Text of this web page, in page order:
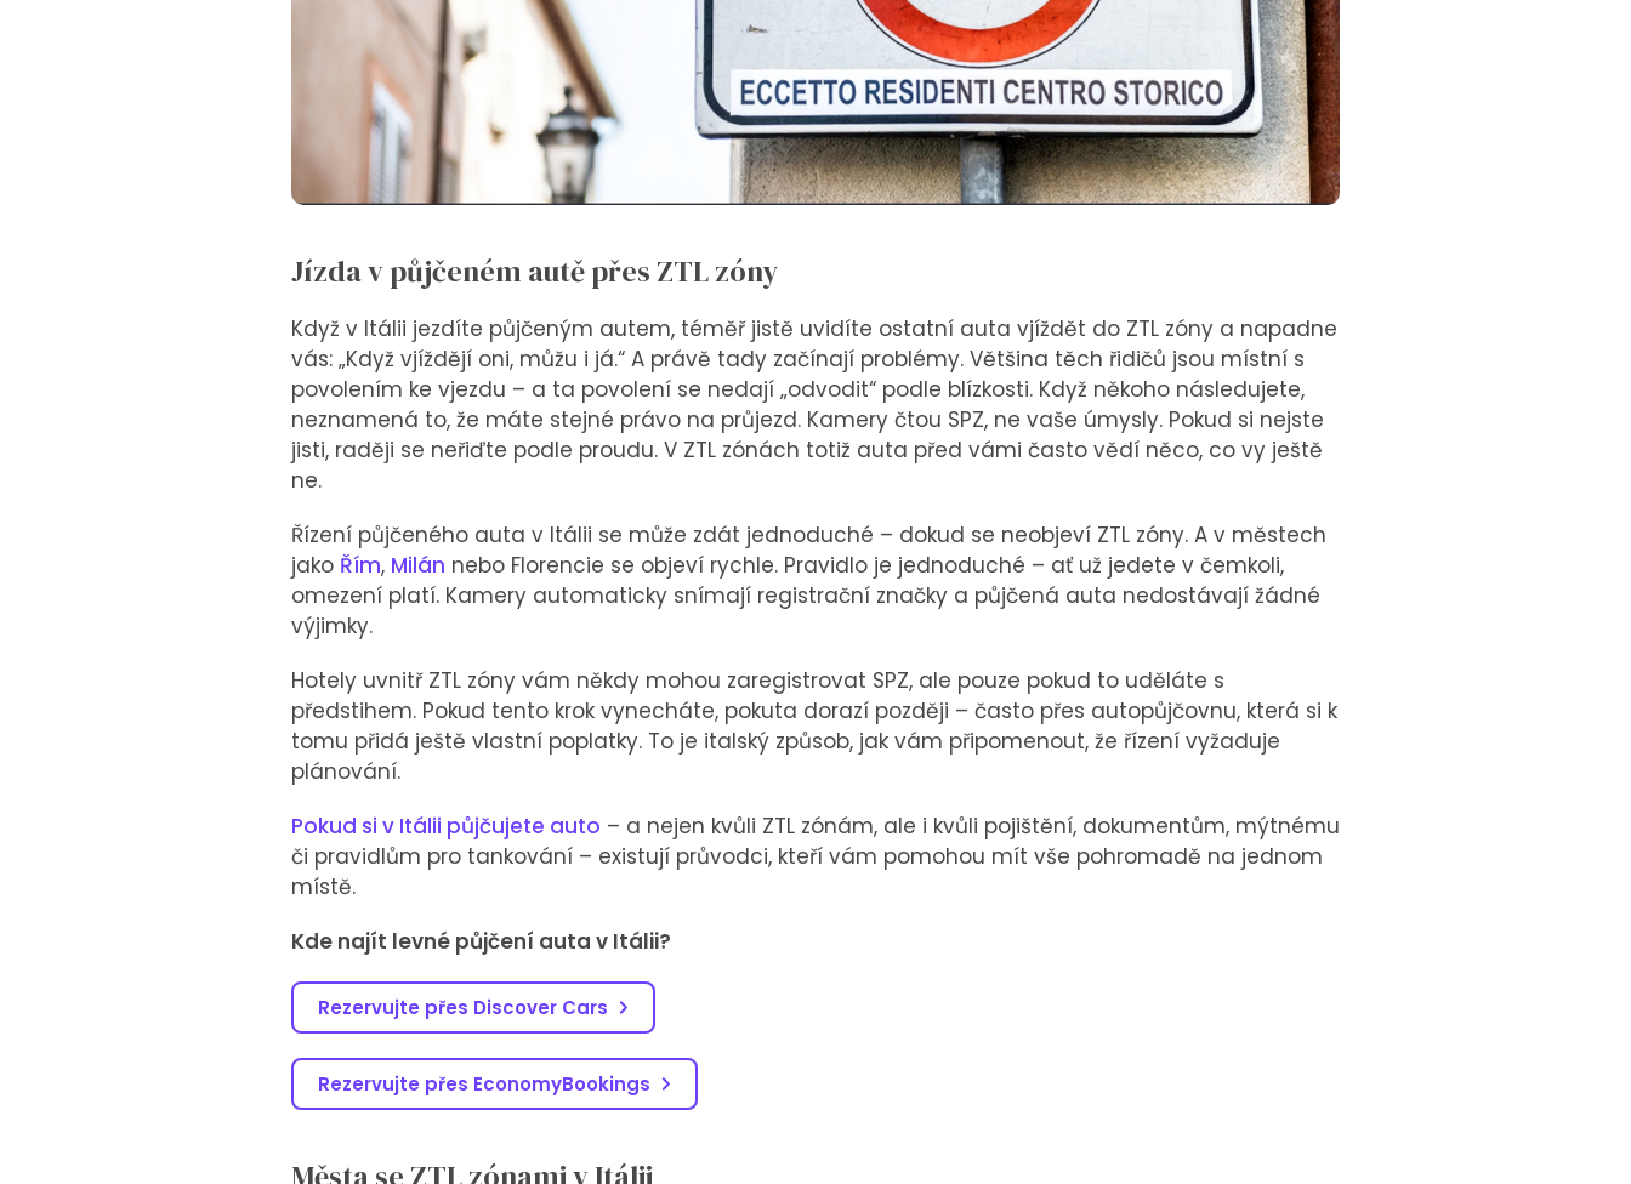
Jízda v půjčeném autě přes ZTL zóny
Když v Itálii jezdíte půjčeným autem, téměř jistě uvidíte ostatní auta vjíždět do ZTL zóny a napadne
vás: „Když vjíždějí oni, můžu i já.“ A právě tady začínají problémy. Většina těch řidičů jsou místní s
povolením ke vjezdu – a ta povolení se nedají „odvodit“ podle blízkosti. Když někoho následujete,
neznamená to, že máte stejné právo na průjezd. Kamery čtou SPZ, ne vaše úmysly. Pokud si nejste
jisti, raději se neřiďte podle proudu. V ZTL zónách totiž auta před vámi často vědí něco, co vy ještě
ne.
Řízení půjčeného auta v Itálii se může zdát jednoduché – dokud se neobjeví ZTL zóny. A v městech
jako Řím, Milán nebo Florencie se objeví rychle. Pravidlo je jednoduché – ať už jedete v čemkoli,
omezení platí. Kamery automaticky snímají registrační značky a půjčená auta nedostávají žádné
výjimky.
Hotely uvnitř ZTL zóny vám někdy mohou zaregistrovat SPZ, ale pouze pokud to uděláte s
předstihem. Pokud tento krok vynecháte, pokuta dorazí později – často přes autopůjčovnu, která si k
tomu přidá ještě vlastní poplatky. To je italský způsob, jak vám připomenout, že řízení vyžaduje
plánování.
Pokud si v Itálii půjčujete auto – a nejen kvůli ZTL zónám, ale i kvůli pojištění, dokumentům, mýtnému
či pravidlům pro tankování – existují průvodci, kteří vám pomohou mít vše pohromadě na jednom
místě.
Kde najít levné půjčení auta v Itálii?
Rezervujte přes Discover Cars
Rezervujte přes EconomyBookings